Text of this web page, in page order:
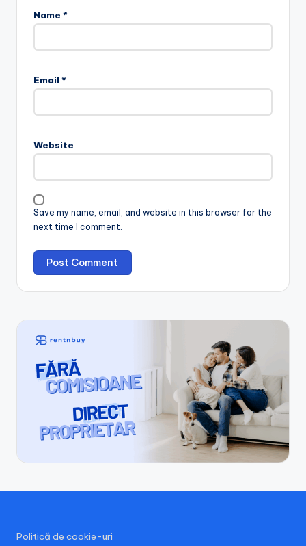
Name *
Email *
Website
Save my name, email, and website in this browser for the
next time I comment.
Politică de cookie-uri